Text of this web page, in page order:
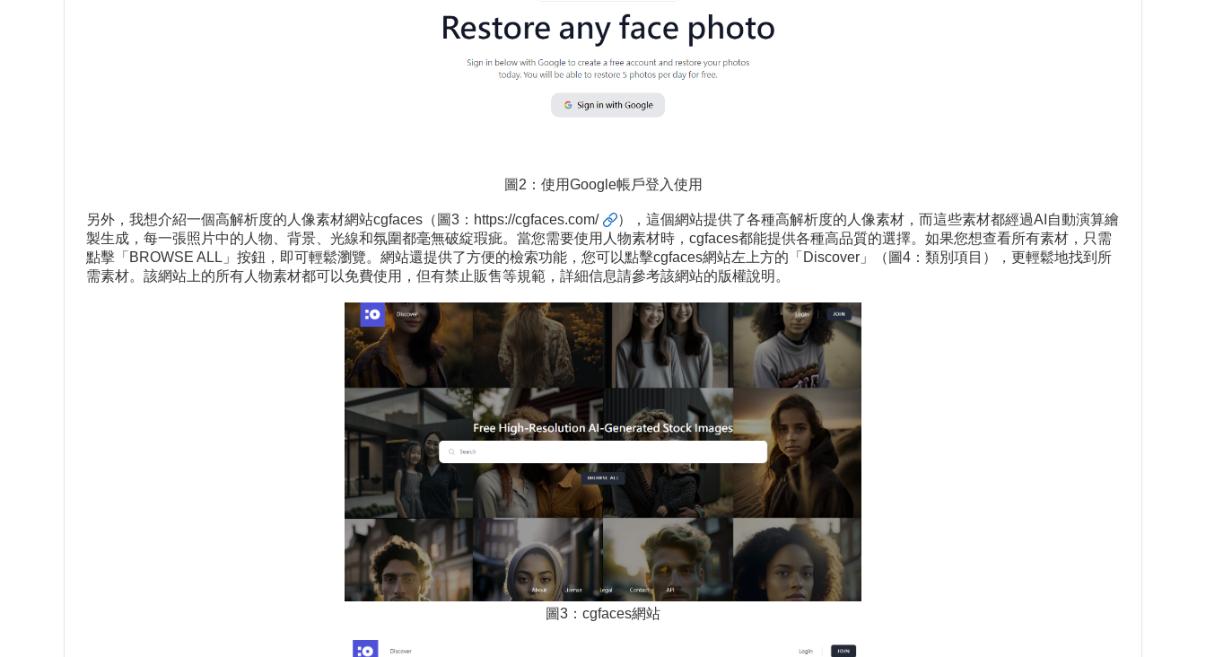
圖2：使用Google帳戶登入使用
另外，我想介紹一個高解析度的人像素材網站cgfaces（圖3： https://cgfaces.com/
），這個網站提供了各種高解析度的人像素材，而這些素材都經過AI自動演算繪
製生成，每一張照片中的人物、背景、光線和氛圍都毫無破綻瑕疵。當您需要使用人物素材時，cgfaces都能提供各種高品質的選擇。如果您想查看所有素材，只需
點擊「BROWSE ALL」按鈕，即可輕鬆瀏覽。網站還提供了方便的檢索功能，您可以點擊cgfaces網站左上方的「Discover」（圖4：類別項目），更輕鬆地找到所
需素材。該網站上的所有人物素材都可以免費使用，但有禁止販售等規範，詳細信息請參考該網站的版權說明。
圖3：cgfaces網站